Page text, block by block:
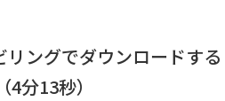
ングでダウンロードする
4分13秒）